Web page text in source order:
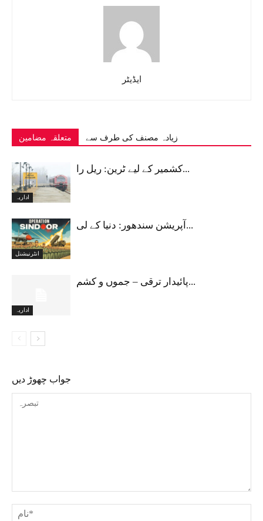
ایڈیٹر
متعلقہ مضامین زیادہ مصنف کی طرف سے
اداریہ
کشمیر کے لیے ٹرین: ریل را...
انٹرنیشنل
آپریشن سندھور: دنیا کے لی...
اداریہ
پائیدار ترقی – جموں و کشم...
جواب چھوڑ دیں